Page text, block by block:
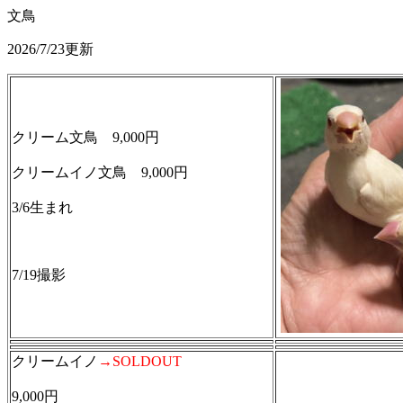
文鳥
2026/7/23更新
クリーム文鳥 9,000円
クリームイノ文鳥 9,000円
3/6生まれ
7/19撮影
クリームイノ →SOLDOUT
9,000円